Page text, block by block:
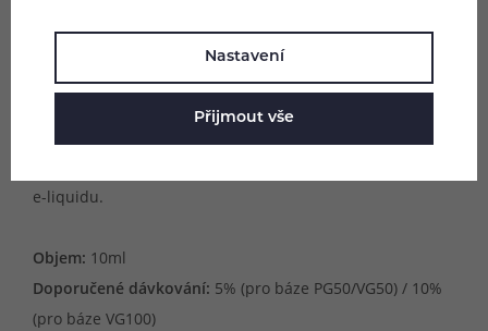
těch nejkvalitnějších dostupných surovin a prochází
e-liquidu.
Objem: 10ml
Doporučené dávkování: 5% (pro báze PG50/VG50) / 10%
(pro báze VG100)
Nastavení
Přijmout vše